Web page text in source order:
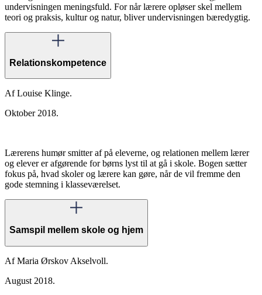
undervisningen meningsfuld. For når lærere opløser skel mellem
teori og praksis, kultur og natur, bliver undervisningen bæredygtig.
Relationskompetence
Af Louise Klinge.
Oktober 2018.
Lærerens humør smitter af på eleverne, og relationen mellem lærer
og elever er afgørende for børns lyst til at gå i skole. Bogen sætter
fokus på, hvad skoler og lærere kan gøre, når de vil fremme den
gode stemning i klasseværelset.
Samspil mellem skole og hjem
Af Maria Ørskov Akselvoll.
August 2018.